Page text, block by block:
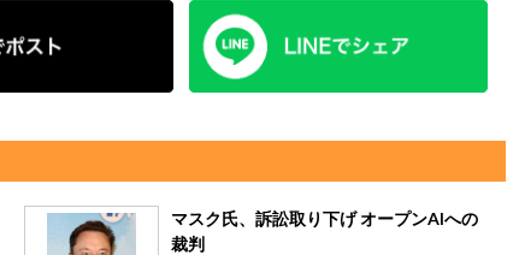
マスク氏、訴訟取り下げ オープンAIへの
裁判